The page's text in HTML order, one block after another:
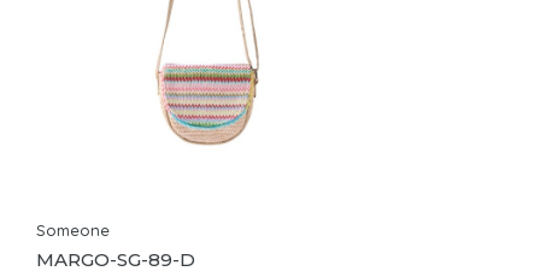
Someone
MARGO-SG-89-D